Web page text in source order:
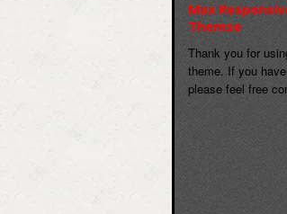
Max
Themse
Thank you for
theme. If you
please feel free